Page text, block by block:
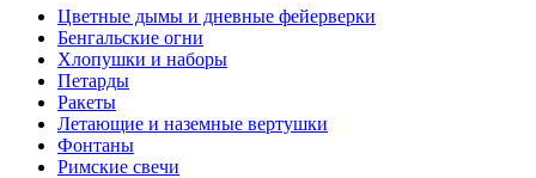
Цветные дымы и дневные фейерверки
Бенгальские огни
Хлопушки и наборы
Петарды
Ракеты
Летающие и наземные вертушки
Фонтаны
Римские свечи